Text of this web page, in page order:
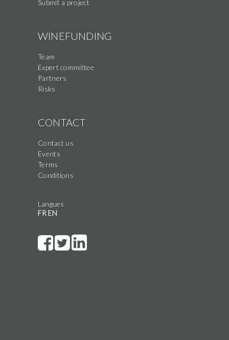
Submit a project
WINEFUNDING
Team
Expert committee
Partners
Risks
CONTACT
Contact us
Events
Terms
Conditions
Langues
FR EN